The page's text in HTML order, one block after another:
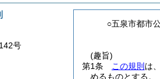
○五泉市都市
(趣旨)
第1条
この規則 は
めるものとする。
号